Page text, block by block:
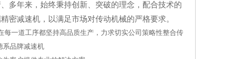
多年来，始终秉持创新、突破的理念，配合技术的
密减速机，以满足市场对传动机械的严格要求。
一道工序都坚持高品质生产，力求切实公司策略性整合传
系品牌减速机